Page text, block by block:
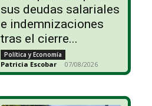
sus deudas salariales
e indemnizaciones
tras el cierre...
Política y Economía
Patricia Escobar - 07/08/2026